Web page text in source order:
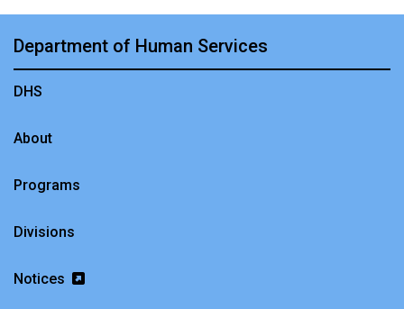
Department of Human Services
DHS
About
Programs
Divisions
Notices